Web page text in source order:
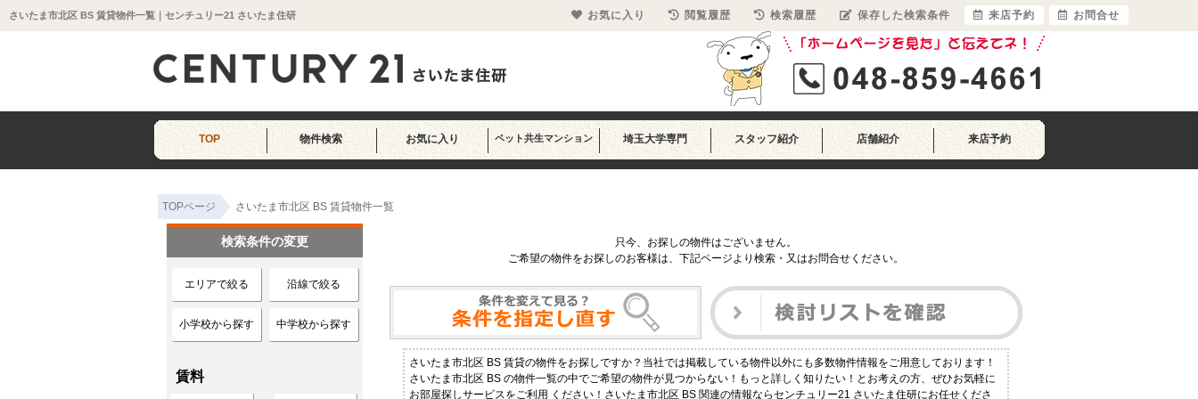
さいたま市北区 BS 賃貸物件一覧｜センチュリー21 さいたま住研
TOP 物件検索 お気に入り ペット共生マンション 埼玉大学専門 スタッフ紹介 店舗紹介 来店予約
TOPページ さいたま市北区 BS 賃貸物件一覧
只今、お探しの物件はございません。
ご希望の物件をお探しのお客様は、下記ページより検索・又はお問合せください。
さいたま市北区 BS 賃貸の物件をお探しですか？当社では掲載している物件以外にも多数物件情報をご用意しております！
さいたま市北区 BS の物件一覧の中でご希望の物件が見つからない！もっと詳しく知りたい！とお考えの方、ぜひお気軽に
お部屋探しサービスをご利用 ください！さいたま市北区 BS 関連の情報ならセンチュリー21 さいたま住研にお任せくださ
検索条件の変更
エリアで絞る 沿線で絞る
小学校から探す 中学校から探す
賃料
お気に入り 閲覧履歴 検索履歴 保存した検索条件 来店予約 お問合せ